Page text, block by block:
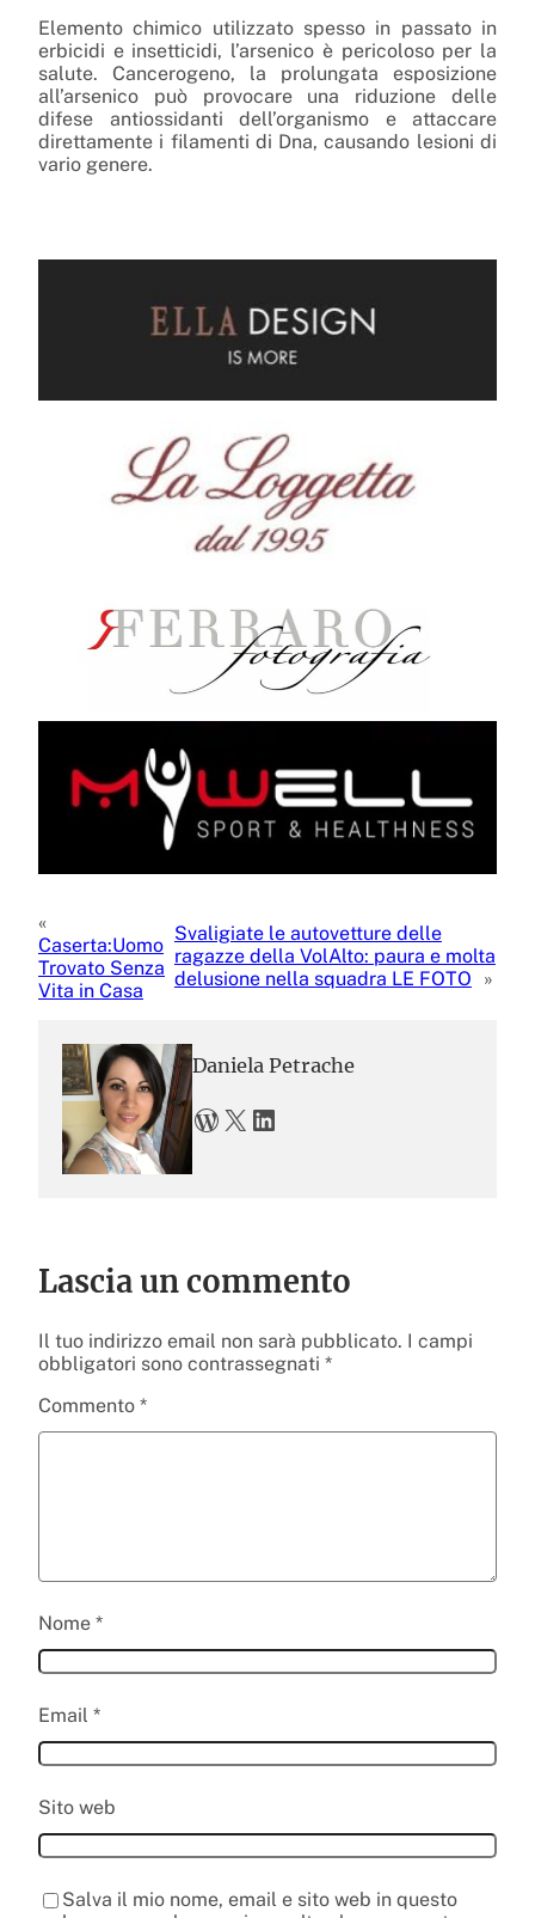
Elemento chimico utilizzato spesso in passato in
erbicidi e insetticidi, l’arsenico è pericoloso per la
salute. Cancerogeno, la prolungata esposizione
all’arsenico può provocare una riduzione delle
difese antiossidanti dell’organismo e attaccare
direttamente i filamenti di Dna, causando lesioni di
vario genere.
«
Caserta:Uomo
Trovato Senza
Vita in Casa
Svaligiate le autovetture delle
ragazze della VolAlto: paura e molta
delusione nella squadra LE FOTO
»
Daniela Petrache
WordPress X LinkedIn
Lascia un commento
Il tuo indirizzo email non sarà pubblicato. I campi
obbligatori sono contrassegnati *
Commento *
Nome *
Email *
Sito web
Salva il mio nome, email e sito web in questo